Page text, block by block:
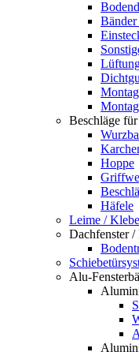
Beschläge
Hoppe
Häfele
Leime /
Dachfenster /
Alu-